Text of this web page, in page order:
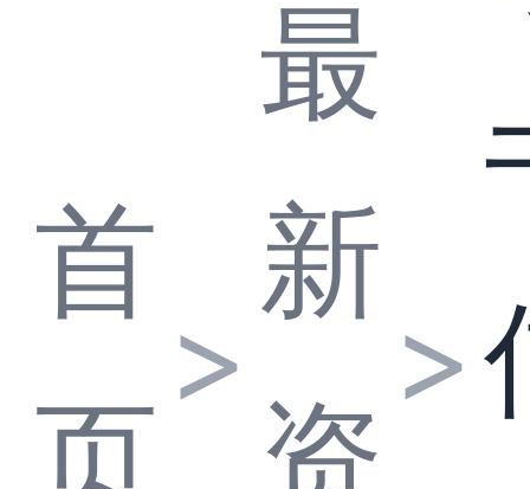
首
页
>
最
新
资
>